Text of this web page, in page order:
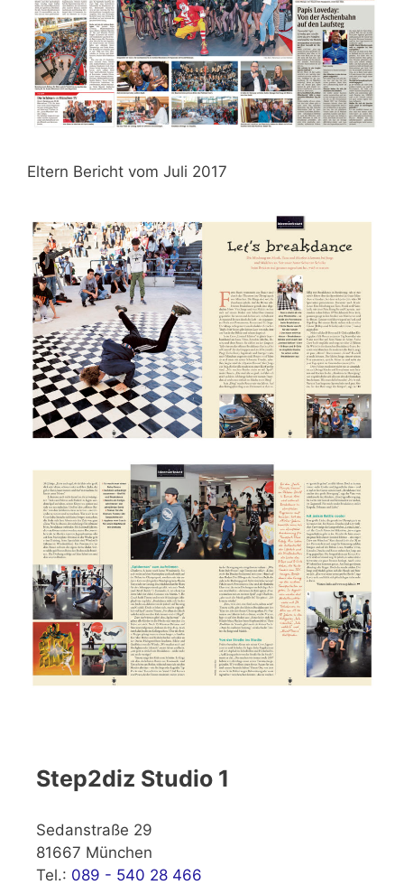
Eltern Bericht vom Juli 2017
Step2diz Studio 1
Sedanstraße 29
81667 München
Tel.: 089 - 540 28 466